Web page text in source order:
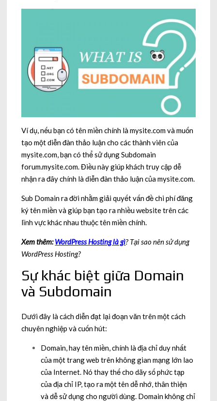
Ví dụ, nếu bạn có tên miền chính là mysite.com và muốn
tạo một diễn đàn thảo luận cho các thành viên của
mysite.com, bạn có thể sử dụng Subdomain
forum.mysite.com. Điều này giúp khách truy cập dễ
nhận ra đây chính là diễn đàn thảo luận của mysite.com.
Sub Domain ra đời nhằm giải quyết vấn đề chi phí đăng
ký tên miền và giúp bạn tạo ra nhiều website trên các
lĩnh vực khác nhau thuộc tên miền chính.
Xem thêm:WordPress Hosting là gì? Tại sao nên sử dụng
WordPress Hosting?
Sự khác biệt giữa Domain
và Subdomain
Dưới đây là cách diễn đạt lại đoạn văn trên một cách
chuyên nghiệp và cuốn hút:
Domain, hay tên miền, chính là địa chỉ duy nhất
của một trang web trên không gian mạng lớn lao
của Internet. Nó thay thế cho dãy số phức tạp
của địa chỉ IP, tạo ra một tên dễ nhớ, thân thiện
và dễ sử dụng cho người dùng. Domain không chỉ